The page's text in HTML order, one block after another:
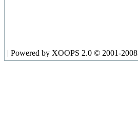
| Powered by XOOPS 2.0 © 2001-2008